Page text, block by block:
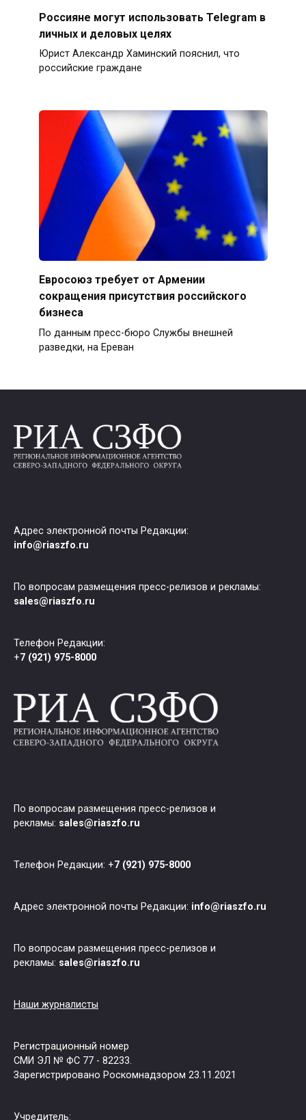
Россияне могут использовать Telegram в
личных и деловых целях
Юрист Александр Хаминский пояснил, что
российские граждане
Евросоюз требует от Армении
сокращения присутствия российского
бизнеса
По данным пресс-бюро Службы внешней
разведки, на Ереван
Адрес электронной почты Редакции:
info@riaszfo.ru
По вопросам размещения пресс-релизов и рекламы:
sales@riaszfo.ru
Телефон Редакции:
+7 (921) 975-8000
По вопросам размещения пресс-релизов и
рекламы: sales@riaszfo.ru
Телефон Редакции: +7 (921) 975-8000
Адрес электронной почты Редакции: info@riaszfo.ru
По вопросам размещения пресс-релизов и
рекламы: sales@riaszfo.ru
Наши журналисты
Регистрационный номер
СМИ ЭЛ № ФС 77 - 82233.
Зарегистрировано Роскомнадзором 23.11.2021
Учредитель: